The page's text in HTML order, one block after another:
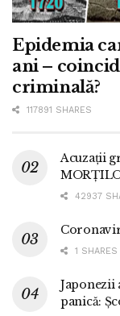
Epidemia
ani –
criminală?
117891 SHARES
Acuzații
42937
1 SHARES
Japonezii
panică: